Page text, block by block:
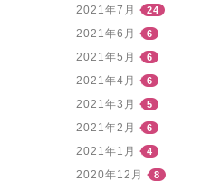
2021年7月 24
2021年6月 6
2021年5月 6
2021年4月 6
2021年3月 5
2021年2月 6
2021年1月 4
2020年12月 8